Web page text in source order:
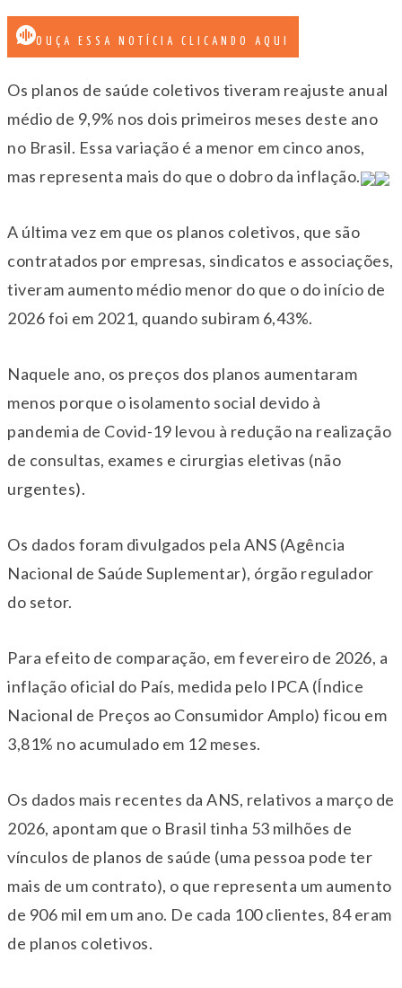
OUÇA ESSA NOTÍCIA CLICANDO AQUI
Os planos de saúde coletivos tiveram reajuste anual
médio de 9,9% nos dois primeiros meses deste ano
no Brasil. Essa variação é a menor em cinco anos,
mas representa mais do que o dobro da inflação.
A última vez em que os planos coletivos, que são
contratados por empresas, sindicatos e associações,
tiveram aumento médio menor do que o do início de
2026 foi em 2021, quando subiram 6,43%.
Naquele ano, os preços dos planos aumentaram
menos porque o isolamento social devido à
pandemia de Covid-19 levou à redução na realização
de consultas, exames e cirurgias eletivas (não
urgentes).
Os dados foram divulgados pela ANS (Agência
Nacional de Saúde Suplementar), órgão regulador
do setor.
Para efeito de comparação, em fevereiro de 2026, a
inflação oficial do País, medida pelo IPCA (Índice
Nacional de Preços ao Consumidor Amplo) ficou em
3,81% no acumulado em 12 meses.
Os dados mais recentes da ANS, relativos a março de
2026, apontam que o Brasil tinha 53 milhões de
vínculos de planos de saúde (uma pessoa pode ter
mais de um contrato), o que representa um aumento
de 906 mil em um ano. De cada 100 clientes, 84 eram
de planos coletivos.